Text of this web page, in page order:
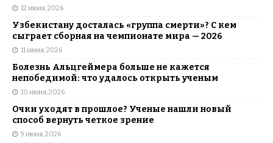
12 июня, 2026
Узбекистану досталась «группа смерти»? С кем
сыграет сборная на чемпионате мира — 2026
11 июня, 2026
Болезнь Альцгеймера больше не кажется
непобедимой: что удалось открыть ученым
10 июня, 2026
Очки уходят в прошлое? Ученые нашли новый
способ вернуть четкое зрение
9 июня, 2026